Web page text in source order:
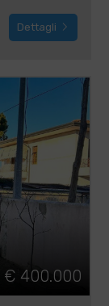
Dettagli
€ 400.000